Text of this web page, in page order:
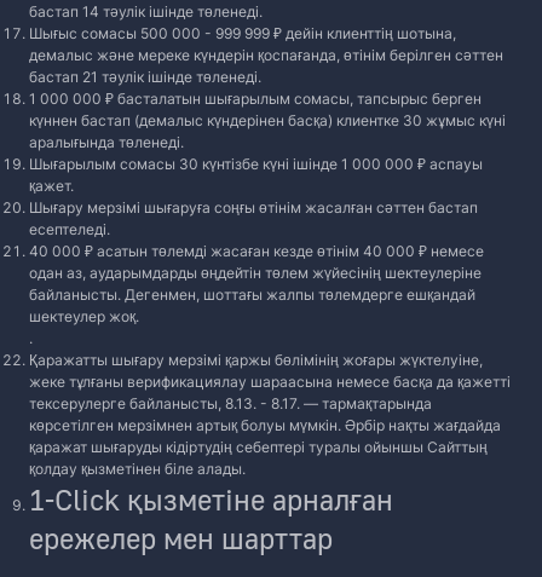
бастап 14 тәулік ішінде төленеді.
Шығыс сомасы 500 000 - 999 999 ₽ дейін клиенттің шотына,
демалыс және мереке күндерін қоспағанда, өтінім берілген сәттен
бастап 21 тәулік ішінде төленеді.
1 000 000 ₽ басталатын шығарылым сомасы, тапсырыс берген
күннен бастап (демалыс күндерінен басқа) клиентке 30 жұмыс күні
аралығында төленеді.
Шығарылым сомасы 30 күнтізбе күні ішінде 1 000 000 ₽ аспауы
қажет.
Шығару мерзімі шығаруға соңғы өтінім жасалған сәттен бастап
есептеледі.
40 000 ₽ асатын төлемді жасаған кезде өтінім 40 000 ₽ немесе
одан аз, аударымдарды өңдейтін төлем жүйесінің шектеулеріне
байланысты. Дегенмен, шоттағы жалпы төлемдерге ешқандай
шектеулер жоқ.
.
Қаражатты шығару мерзімі қаржы бөлімінің жоғары жүктелуіне,
жеке тұлғаны верификациялау шараасына немесе басқа да қажетті
тексерулерге байланысты, 8.13. - 8.17. — тармақтарында
көрсетілген мерзімнен артық болуы мүмкін. Әрбір нақты жағдайда
қаражат шығаруды кідіртудің себептері туралы ойыншы Сайттың
қолдау қызметінен біле алады.
1-Click қызметіне арналған
ережелер мен шарттар